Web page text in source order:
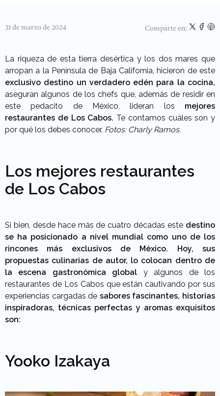
31 de marzo de 2024 Comparte en:
La riqueza de esta tierra desértica y los dos mares que
arropan a la Península de Baja California, hicieron de este
exclusivo destino un verdadero edén para la cocina,
aseguran algunos de los chefs que, además de residir en
este pedacito de México, lideran los mejores
restaurantes de Los Cabos. Te contamos cuáles son y
por qué los debes conocer. Fotos: Charly Ramos.
Los mejores restaurantes
de Los Cabos
Si bien, desde hace más de cuatro décadas este destino
se ha posicionado a nivel mundial como uno de los
rincones más exclusivos de México.
Hoy, sus
propuestas culinarias de autor, lo colocan dentro de
la escena gastronómica global y algunos de los
restaurantes de Los Cabos que están cautivando por sus
experiencias cargadas de sabores fascinantes, historias
inspiradoras, técnicas perfectas y aromas exquisitos
son:
Yooko Izakaya